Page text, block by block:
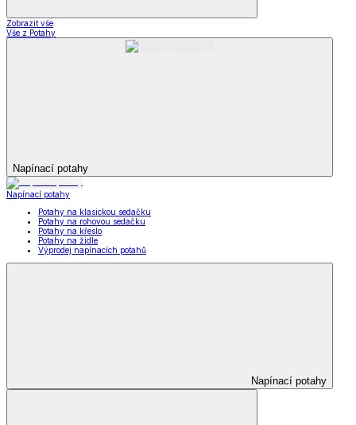
Zobrazit vše
Vše z Potahy
Napínací potahy
Napínací potahy
Potahy na klasickou sedačku
Potahy na rohovou sedačku
Potahy na křeslo
Potahy na židle
Výprodej napínacích potahů
Napínací potahy